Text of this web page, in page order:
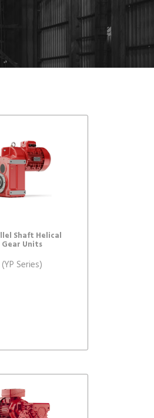
Shaft Helical
Gear Units
(YP Series)